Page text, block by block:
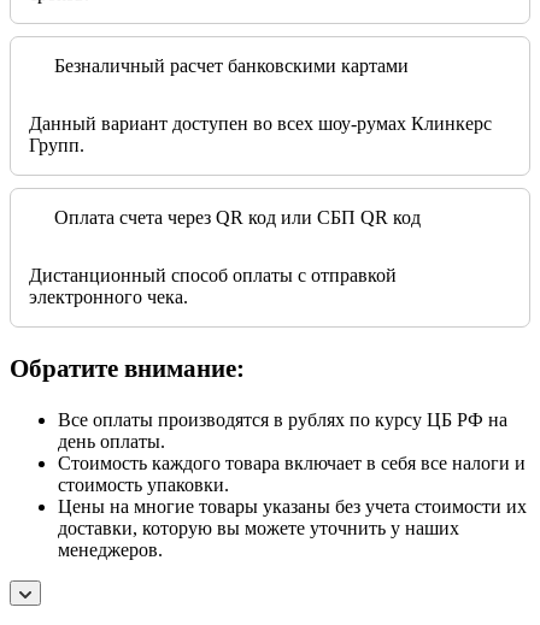
Безналичный расчет банковскими картами
Данный вариант доступен во всех шоу-румах Клинкерс
Групп.
Оплата счета через QR код или СБП QR код
Дистанционный способ оплаты с отправкой
электронного чека.
Обратите внимание:
Все оплаты производятся в рублях по курсу ЦБ РФ на
день оплаты.
Стоимость каждого товара включает в себя все налоги и
стоимость упаковки.
Цены на многие товары указаны без учета стоимости их
доставки, которую вы можете уточнить у наших
менеджеров.